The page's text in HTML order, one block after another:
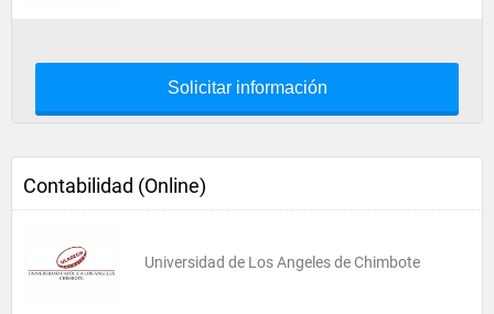
Solicitar información
Contabilidad (Online)
Universidad de Los Angeles de Chimbote